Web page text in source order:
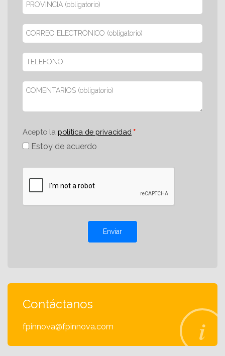
Acepto la política de privacidad
Estoy de acuerdo
Enviar
Contáctanos
fpinnova@fpinnova.com